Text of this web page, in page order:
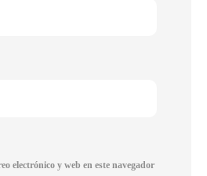
electrónico y web en este navegador